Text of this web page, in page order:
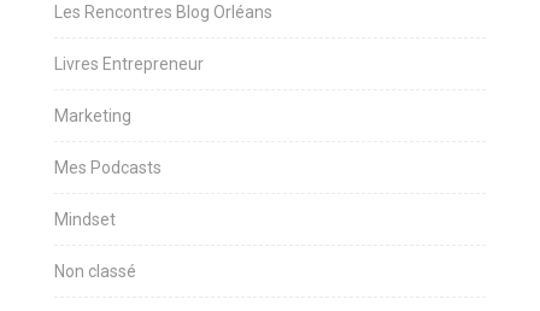
Les Rencontres Blog Orléans
Livres Entrepreneur
Marketing
Mes Podcasts
Mindset
Non classé